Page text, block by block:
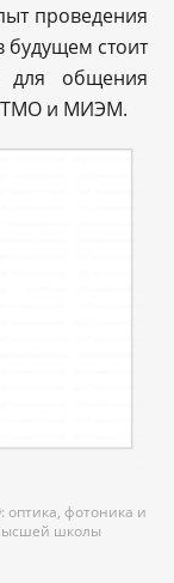
проведения
будущем стоит
для общения
ИТМО и МИЭМ.
фотоника и
школы